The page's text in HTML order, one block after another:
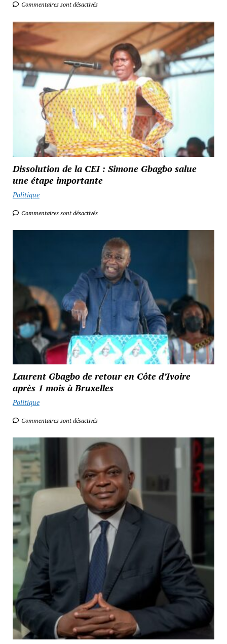
Commentaires sont désactivés
Dissolution de la CEI : Simone Gbagbo salue
une étape importante
Politique
Commentaires sont désactivés
Laurent Gbagbo de retour en Côte d’Ivoire
après 1 mois à Bruxelles
Politique
Commentaires sont désactivés